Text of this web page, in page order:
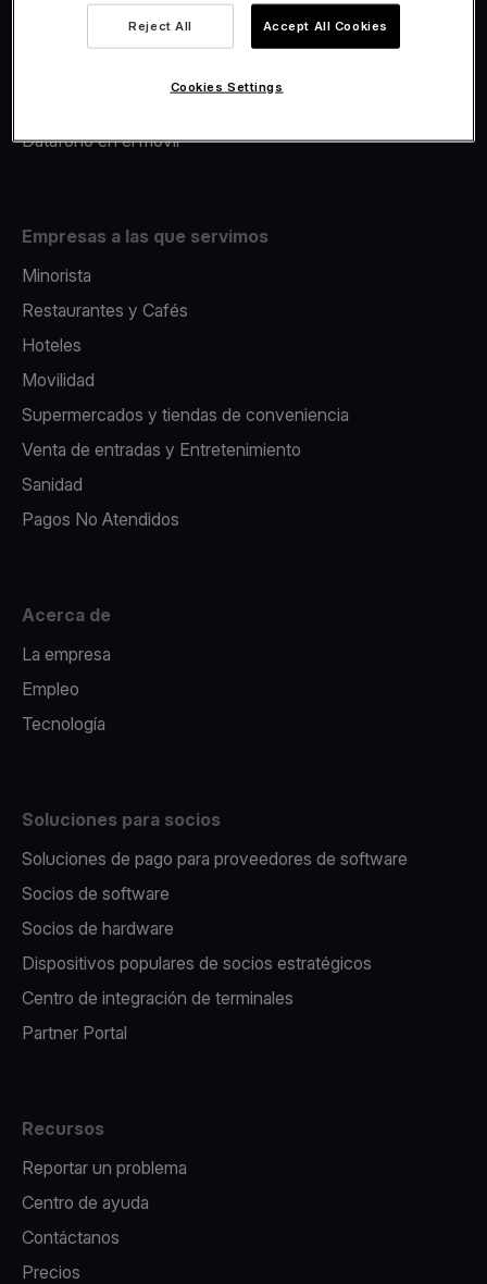
Avance Comercial
Datáfono en el movil
Empresas a las que servimos
Minorista
Restaurantes y Cafés
Hoteles
Movilidad
Supermercados y tiendas de conveniencia
Venta de entradas y Entretenimiento
Sanidad
Pagos No Atendidos
Acerca de
La empresa
Empleo
Tecnología
Soluciones para socios
Soluciones de pago para proveedores de software
Socios de software
Socios de hardware
Dispositivos populares de socios estratégicos
Centro de integración de terminales
Partner Portal
Recursos
Reportar un problema
Centro de ayuda
Contáctanos
Precios
Reject All Accept All Cookies
Cookies Settings